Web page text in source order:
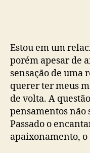
Estou em um
porém apesar de
sensação de uma
querer ter meus
de volta. A
pensamentos não
Passado o
apaixonamento,